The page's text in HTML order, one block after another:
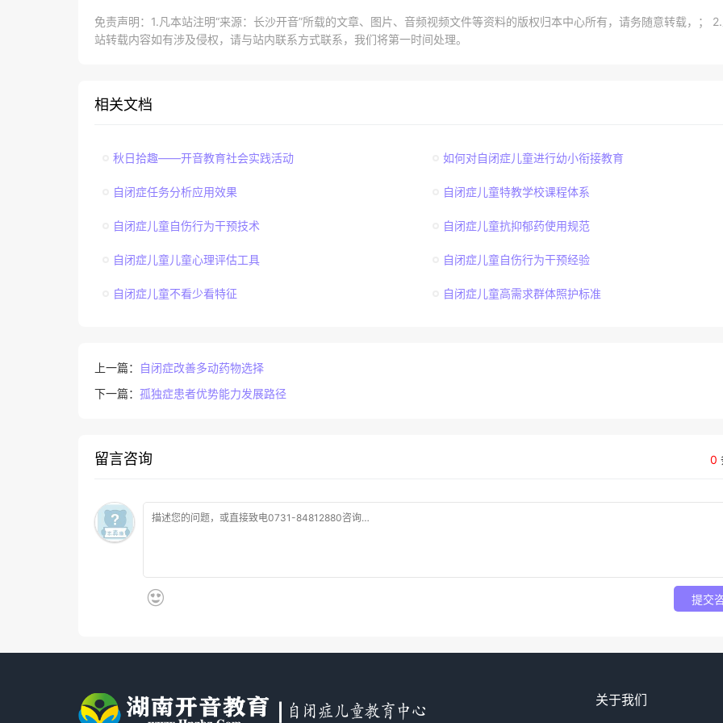
免责声明：1.凡本站注明“来源：长沙开音”所载的文章、图片、音频视频文件等资料的版权归本中心所有，请务随意转载，；
站转载内容如有涉及侵权，请与站内联系方式联系，我们将第一时间处理。
相关文档
秋日拾趣——开音教育社会实践活动 如何对自闭症儿童进行幼小衔接教育
自闭症任务分析应用效果 自闭症儿童特教学校课程体系
自闭症儿童自伤行为干预技术 自闭症儿童抗抑郁药使用规范
自闭症儿童儿童心理评估工具 自闭症儿童自伤行为干预经验
自闭症儿童不看少看特征 自闭症儿童高需求群体照护标准
上一篇：
自闭症改善多动药物选择
下一篇： 孤独症患者优势能力发展路径
0
留言咨询
提交
关于我们